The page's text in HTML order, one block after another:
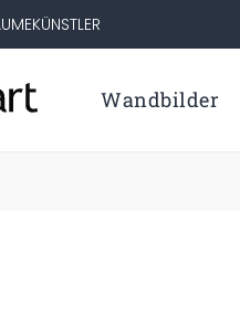
KÜNSTLER
Wandbilder